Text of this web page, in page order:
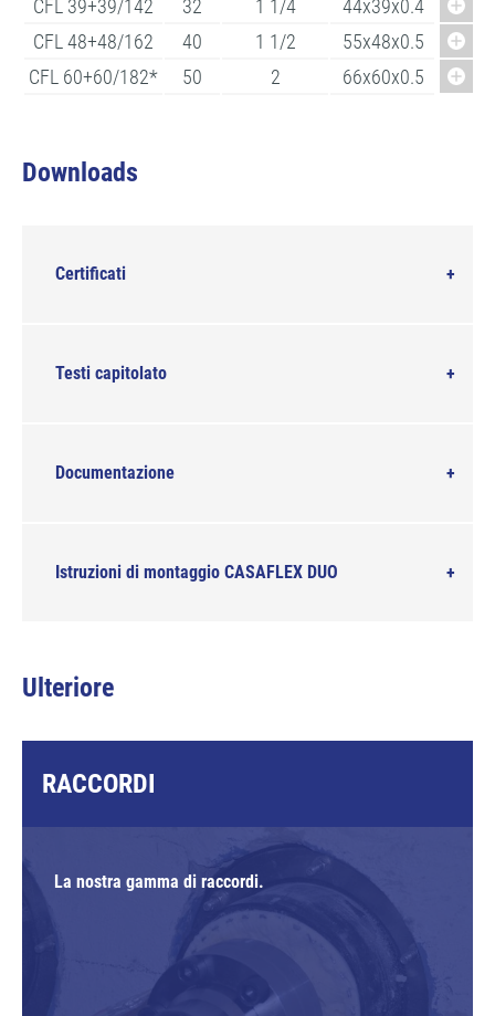
CFL 39+39/142
32 1 1/4 44x39x0.4
CFL 48+48/162
40 1 1/2 55x48x0.5
CFL 60+60/182*
50 2 66x60x0.5
Downloads
Certificati
Testi capitolato
Documentazione
Istruzioni di montaggio CASAFLEX DUO
Ulteriore
RACCORDI
La nostra gamma di raccordi.